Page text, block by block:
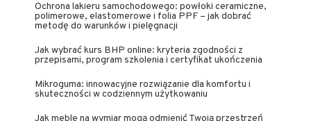
Ochrona lakieru samochodowego: powłoki ceramiczne,
polimerowe, elastomerowe i folia PPF – jak dobrać
metodę do warunków i pielęgnacji
Jak wybrać kurs BHP online: kryteria zgodności z
przepisami, program szkolenia i certyfikat ukończenia
Mikroguma: innowacyjne rozwiązanie dla komfortu i
skuteczności w codziennym użytkowaniu
Jak meble na wymiar mogą odmienić Twoją przestrzeń